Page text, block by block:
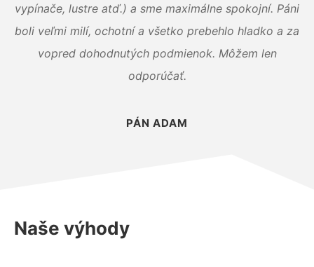
vypínače, lustre atď.) a sme maximálne spokojní. Páni
boli veľmi milí, ochotní a všetko prebehlo hladko a za
vopred dohodnutých podmienok. Môžem len
odporúčať.
PÁN ADAM
Naše výhody